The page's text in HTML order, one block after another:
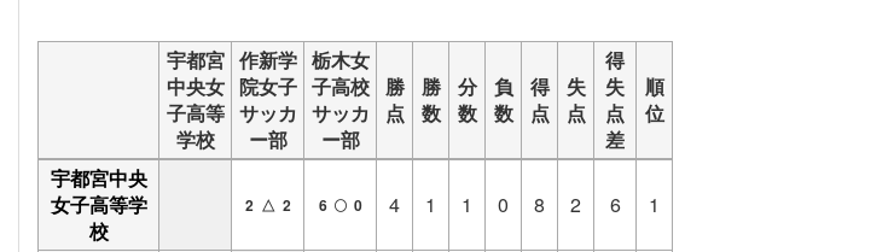
宇都宮
中央女
子高等
学校
作新学
院女子
サッカ
ー部
栃木女
子高校
サッカ
ー部
勝
点
勝
数
分
数
負
数
得
点
失
点
得
失
点
差
順
位
宇都宮中央
女子高等学
校
2 △ 2 6 0 4 1 1 0 8 2 6 1